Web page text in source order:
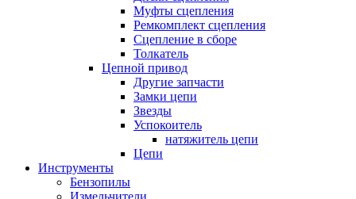
Муфты сцепления
Ремкомплект сцепления
Сцепление в сборе
Толкатель
Цепной привод
Другие запчасти
Замки цепи
Звезды
Успокоитель
натяжитель цепи
Цепи
Инструменты
Бензопилы
Измельчители